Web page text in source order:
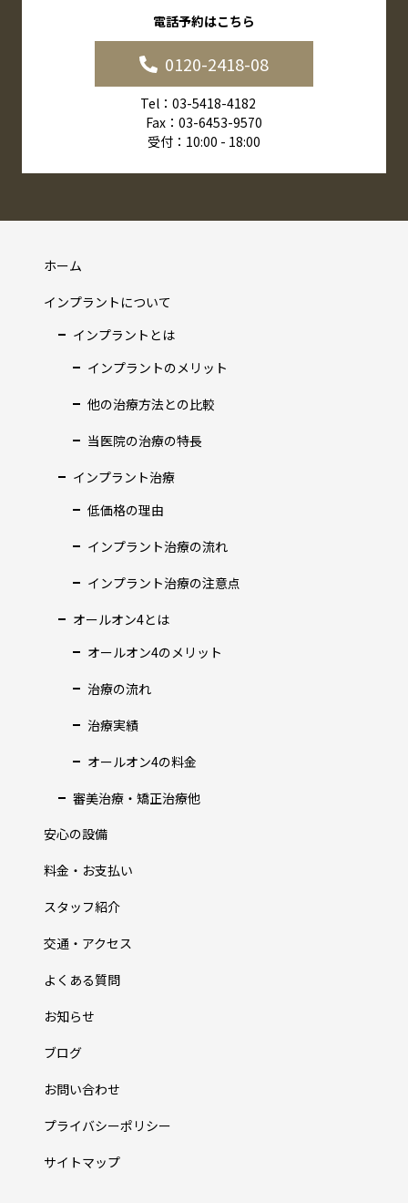
電話予約はこちら
0120-2418-08
Tel：03-5418-4182
Fax：03-6453-9570
受付：10:00 - 18:00
ホーム
インプラントについて
インプラントとは
インプラントのメリット
他の治療方法との比較
当医院の治療の特長
インプラント治療
低価格の理由
インプラント治療の流れ
インプラント治療の注意点
オールオン4とは
オールオン4のメリット
治療の流れ
治療実績
オールオン4の料金
審美治療・矯正治療他
安心の設備
料金・お支払い
スタッフ紹介
交通・アクセス
よくある質問
お知らせ
ブログ
お問い合わせ
プライバシーポリシー
サイトマップ